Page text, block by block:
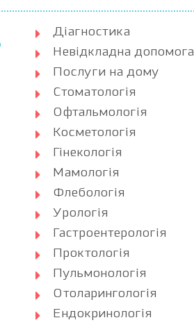
Діагностика
Невідкладна допомога
Послуги на дому
Стоматологія
Офтальмологія
Косметологія
Гінекологія
Мамологія
Флебологія
Урологія
Гастроентерологія
Проктологія
Пульмонологія
Отоларингологія
Ендокринологія